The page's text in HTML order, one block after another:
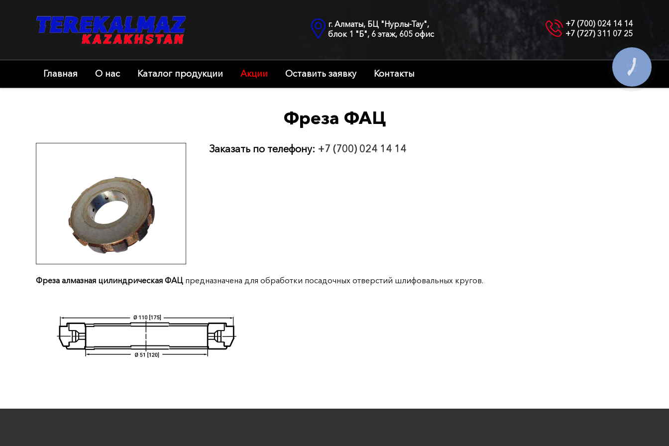
г. Алматы, БЦ "Нурлы-Тау",
блок 1 "Б", 6 этаж, 605 офис
+7 (700) 024 14 14
+7 (727) 311 07 25
Главная О нас Каталог продукции Акции Оставить заявку Контакты
Фреза ФАЦ
Заказать по телефону: +7 (700) 024 14 14
Фреза алмазная цилиндрическая ФАЦ предназначена для обработки посадочных отверстий шлифовальных кругов.
КНОПКА
СВЯЗИ